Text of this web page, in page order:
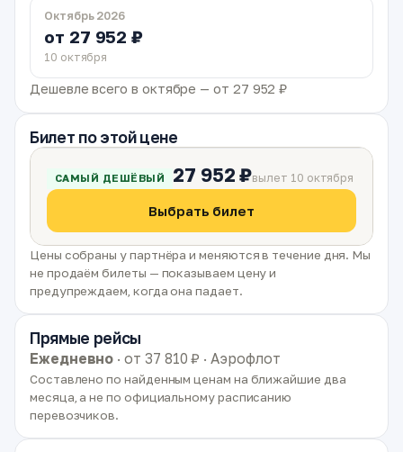
Октябрь 2026
от 27 952 ₽
10 октября
Дешевле всего в октябре — от 27 952 ₽
Билет по этой цене
САМЫЙ ДЕШЁВЫЙ 27 952 ₽вылет 10 октября
Выбрать билет
Цены собраны у партнёра и меняются в течение дня. Мы
не продаём билеты — показываем цену и
предупреждаем, когда она падает.
Прямые рейсы
Ежедневно · от 37 810 ₽ · Аэрофлот
Составлено по найденным ценам на ближайшие два
месяца, а не по официальному расписанию
перевозчиков.